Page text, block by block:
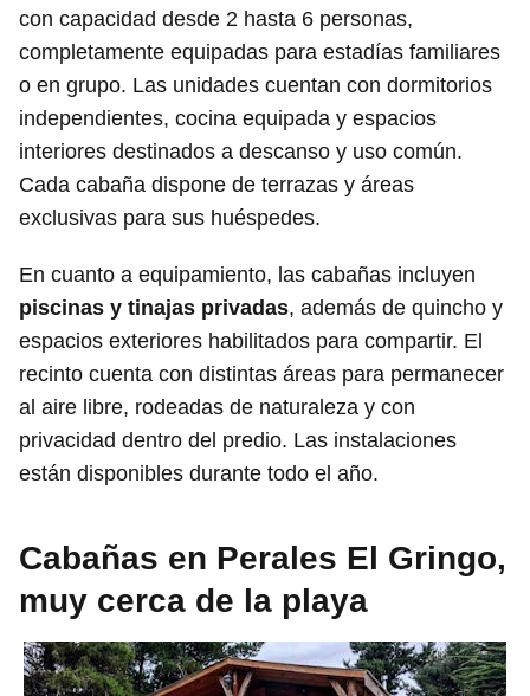
con capacidad desde 2 hasta 6 personas,
completamente equipadas para estadías familiares
o en grupo. Las unidades cuentan con dormitorios
independientes, cocina equipada y espacios
interiores destinados a descanso y uso común.
Cada cabaña dispone de terrazas y áreas
exclusivas para sus huéspedes.
En cuanto a equipamiento, las cabañas incluyen
piscinas y tinajas privadas, además de quincho y
espacios exteriores habilitados para compartir. El
recinto cuenta con distintas áreas para permanecer
al aire libre, rodeadas de naturaleza y con
privacidad dentro del predio. Las instalaciones
están disponibles durante todo el año.
Cabañas en Perales El Gringo,
muy cerca de la playa